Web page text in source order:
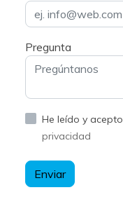
Pregunta
He leído y acepto
privacidad
Enviar